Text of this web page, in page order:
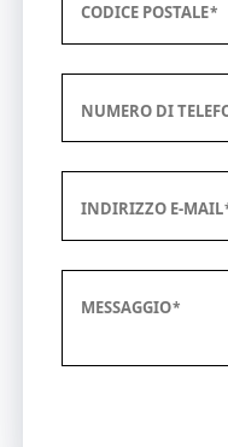
CODICE POSTALE
NUMERO DI
INDIRIZZO E-MAIL
MESSAGGIO